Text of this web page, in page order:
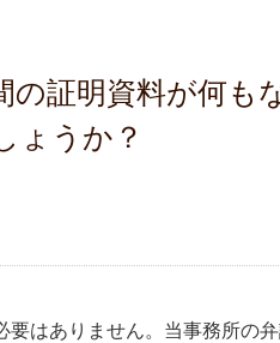
の証明資料が何も
ょうか？
要はありません。当事務所の